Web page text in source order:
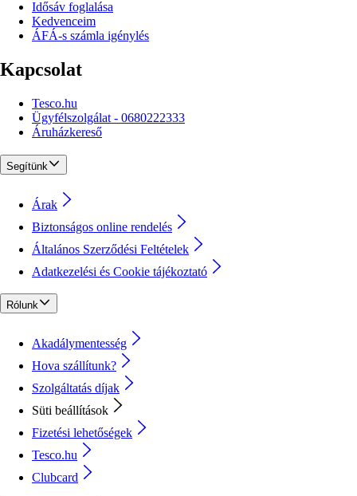
Idősáv foglalása
Kedvenceim
ÁFÁ-s számla igénylés
Kapcsolat
Tesco.hu
Ügyfélszolgálat - 0680222333
Áruházkereső
Segítünk
Árak
Biztonságos online rendelés
Általános Szerződési Feltételek
Adatkezelési és Cookie tájékoztató
Rólunk
Akadálymentesség
Hova szállítunk?
Szolgáltatás díjak
Süti beállítások
Fizetési lehetőségek
Tesco.hu
Clubcard